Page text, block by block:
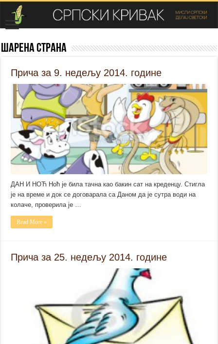
Шарена страна
Прича за 9. недељу 2014. године
ДАН И НОЋ Ноћ је била тачна као бакин сат на креденцу. Стигла
је на време и док се договарала са Даном да је сутра води на
колаче, проверила је …
Read More »
Прича за 25. недељу 2014. године